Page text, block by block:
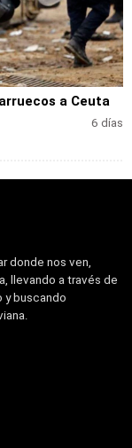
a Ceuta
6 días
donde nos ven,
llevando a través de
y buscando